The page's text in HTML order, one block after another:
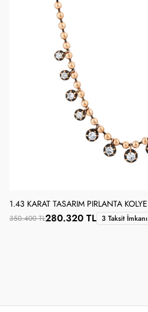
1.43 KARAT TASARIM PIRLANTA KOLYE
350.400 TL280.320 TL 3 Taksit İmkanı